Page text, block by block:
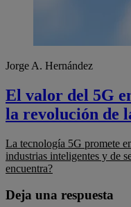
Jorge A. Hernández
El valor del 5G
la revolución de
La tecnología 5G promete
industrias inteligentes y de
encuentra?
Deja una respuesta